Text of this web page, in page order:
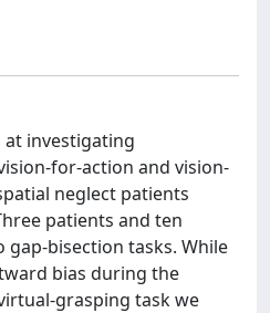
at investigating
for-action and vision-
neglect patients
patients and ten
bisection tasks. While
bias during the
grasping task we